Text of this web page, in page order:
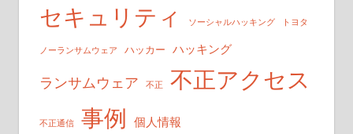
セキュリティ ソーシャルハッキング トヨタ
ノーランサムウェア ハッカー ハッキング
ランサムウェア 不正 不正アクセス
不正通信 事例 個人情報